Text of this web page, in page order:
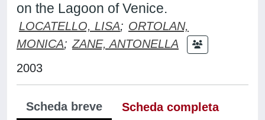
on the Lagoon of Venice.
LOCATELLO, LISA; ORTOLAN,
MONICA; ZANE, ANTONELLA
2003
Scheda breve
Scheda completa